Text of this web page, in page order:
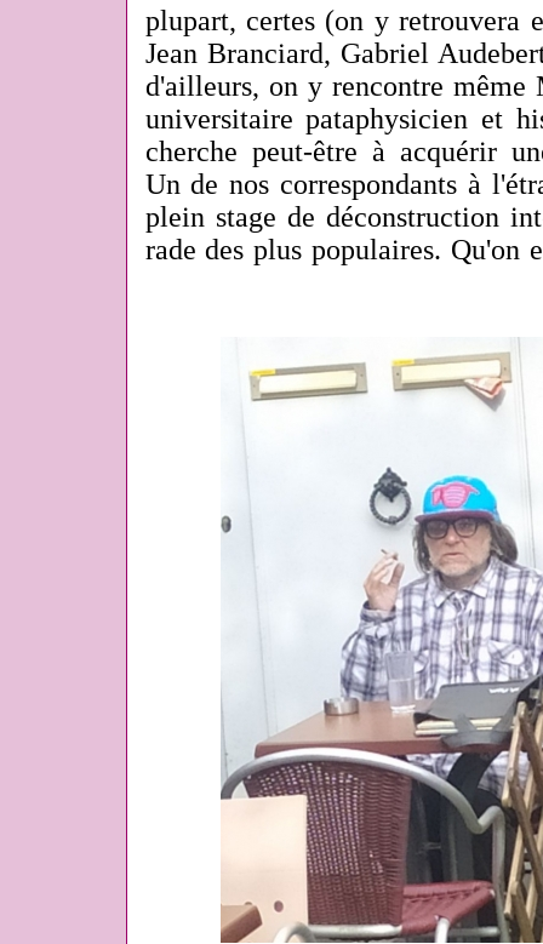
plupart, certes (on y retrouvera
Jean Branciard, Gabriel
d'ailleurs, on y rencontre même
universitaire pataphysicien et
cherche peut-être à acquérir
Un de nos correspondants à
plein stage de déconstruction
rade des plus populaires. Qu'on